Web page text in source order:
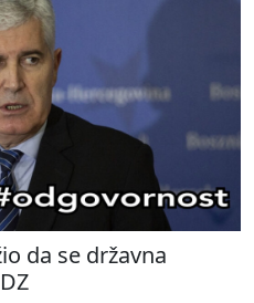
da se državna